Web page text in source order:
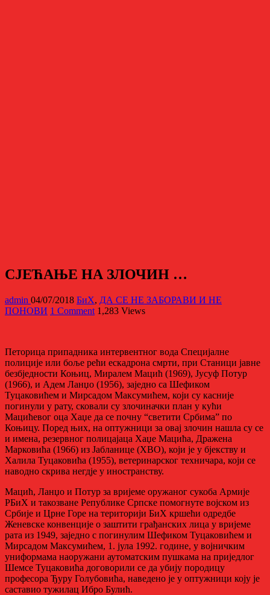
СЈЕЋАЊЕ НА ЗЛОЧИН …
admin 04/07/2018 БиХ, ДА СЕ НЕ ЗАБОРАВИ И НЕ
ПОНОВИ 1 Comment 1,283 Views
Петорица припадника интервентног вода Специјалне
полиције или боље рећи ескадрона смрти, при Станици јавне
безбједности Коњиц, Миралем Мацић (1969), Јусуф Потур
(1966), и Адем Ланџо (1956), заједно са Шефиком
Туцаковићем и Мирсадом Максумићем, који су касније
погинули у рату, сковали су злочиначки план у кући
Мацићевог оца Хаџе да се почну “светити Србима” по
Коњицу. Поред њих, на оптужници за овај злочин нашла су се
и имена, резервног полицајаца Хаџе Мацића, Дражена
Марковића (1966) из Јабланице (ХВО), који је у бјекству и
Халила Туцаковића (1955), ветеринарског техничара, који се
наводно скрива негдје у иностранству.
Мацић, Ланџо и Потур за вријеме оружаног сукоба Армије
РБиХ и такозване Републике Српске помогнуте војском из
Србије и Црне Горе на територији БиХ кршећи одредбе
Женевске конвенције о заштити грађанских лица у вријеме
рата из 1949, заједно с погинулим Шефиком Туцаковићем и
Мирсадом Максумићем, 1. јула 1992. године, у војничким
униформама наоружани аутоматским пушкама на приједлог
Шемсе Туцаковића договорили се да убију породицу
професора Ђуру Голубовића, наведено је у оптужници коју је
саставио тужилац Ибро Булић.